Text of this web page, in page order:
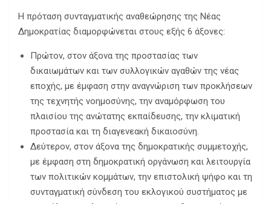
Η πρόταση συνταγματικής αναθεώρησης της Νέας
Δημοκρατίας διαμορφώνεται στους εξής 6 άξονες:
Πρώτον, στον άξονα της προστασίας των
δικαιωμάτων και των συλλογικών αγαθών της νέας
εποχής, με έμφαση στην αναγνώριση των προκλήσεων
της τεχνητής νοημοσύνης, την αναμόρφωση του
πλαισίου της ανώτατης εκπαίδευσης, την κλιματική
προστασία και τη διαγενεακή δικαιοσύνη.
Δεύτερον, στον άξονα της δημοκρατικής συμμετοχής,
με έμφαση στη δημοκρατική οργάνωση και λειτουργία
των πολιτικών κομμάτων, την επιστολική ψήφο και τη
συνταγματική σύνδεση του εκλογικού συστήματος με